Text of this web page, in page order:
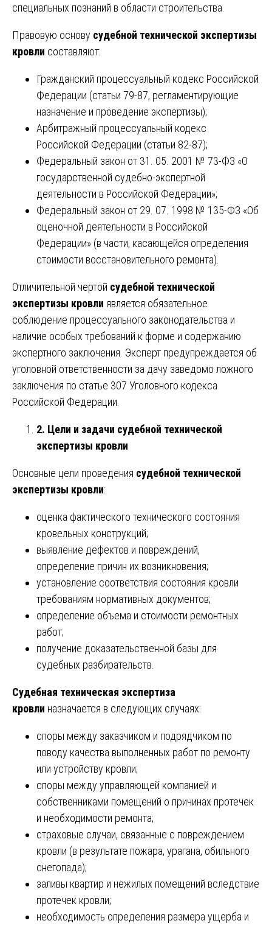
специальных познаний в области строительства.
Правовую основу судебной технической экспертизы
кровли составляют:
Гражданский процессуальный кодекс Российской
Федерации (статьи 79-87, регламентирующие
назначение и проведение экспертизы);
Арбитражный процессуальный кодекс
Российской Федерации (статьи 82-87);
Федеральный закон от 31. 05. 2001 № 73-ФЗ «О
государственной судебно-экспертной
деятельности в Российской Федерации»;
Федеральный закон от 29. 07. 1998 № 135-ФЗ «Об
оценочной деятельности в Российской
Федерации» (в части, касающейся определения
стоимости восстановительного ремонта).
Отличительной чертой судебной технической
экспертизы кровли является обязательное
соблюдение процессуального законодательства и
наличие особых требований к форме и содержанию
экспертного заключения. Эксперт предупреждается об
уголовной ответственности за дачу заведомо ложного
заключения по статье 307 Уголовного кодекса
Российской Федерации.
2. Цели и задачи судебной технической
экспертизы кровли
Основные цели проведения судебной технической
экспертизы кровли:
оценка фактического технического состояния
кровельных конструкций;
выявление дефектов и повреждений,
определение причин их возникновения;
установление соответствия состояния кровли
требованиям нормативных документов;
определение объема и стоимости ремонтных
работ;
получение доказательственной базы для
судебных разбирательств.
Судебная техническая экспертиза
кровли назначается в следующих случаях:
споры между заказчиком и подрядчиком по
поводу качества выполненных работ по ремонту
или устройству кровли;
споры между управляющей компанией и
собственниками помещений о причинах протечек
и необходимости ремонта;
страховые случаи, связанные с повреждением
кровли (в результате пожара, урагана, обильного
снегопада);
заливы квартир и нежилых помещений вследствие
протечек кровли;
необходимость определения размера ущерба и